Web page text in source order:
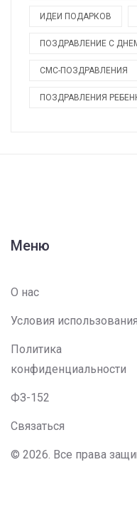
ИДЕИ ПОДАРКОВ
ПОЗДРАВЛЕНИЕ С
СМС-ПОЗДРАВЛЕНИЯ
ПОЗДРАВЛЕНИЯ
Меню
О нас
Условия использования
Политика
конфиденциальности
ФЗ-152
Связаться
© 2026. Все права